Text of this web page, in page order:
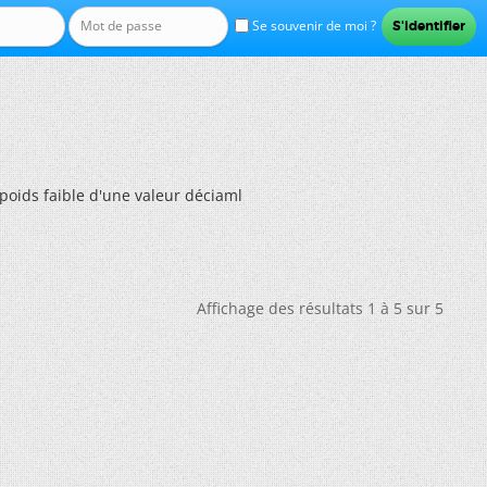
Se souvenir de moi ?
faible d'une valeur déciaml
Affichage des résultats 1 à 5 sur 5